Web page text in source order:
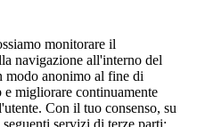
monitorare il
navigazione all'interno del
modo anonimo al fine di
migliorare continuamente
Con il tuo consenso, su
servizi di terze parti: